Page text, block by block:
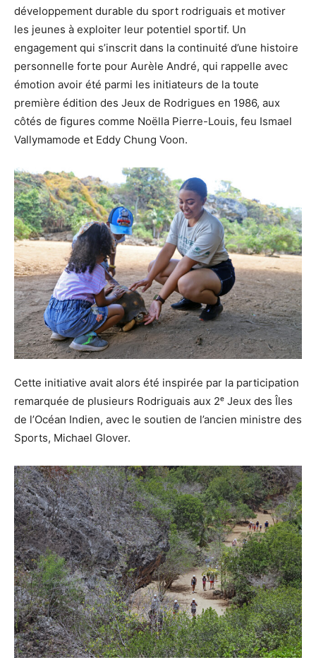
développement durable du sport rodriguais et motiver
les jeunes à exploiter leur potentiel sportif. Un
engagement qui s’inscrit dans la continuité d’une histoire
personnelle forte pour Aurèle André, qui rappelle avec
émotion avoir été parmi les initiateurs de la toute
première édition des Jeux de Rodrigues en 1986, aux
côtés de figures comme Noëlla Pierre-Louis, feu Ismael
Vallymamode et Eddy Chung Voon.
Cette initiative avait alors été inspirée par la participation
remarquée de plusieurs Rodriguais aux 2ᵉ Jeux des Îles
de l’Océan Indien, avec le soutien de l’ancien ministre des
Sports, Michael Glover.